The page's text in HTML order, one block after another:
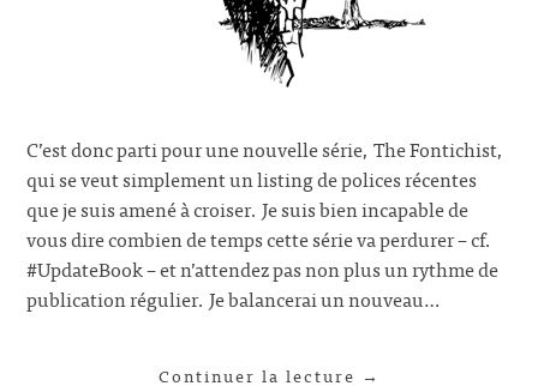
C’est donc parti pour une nouvelle série, The Fontichist,
qui se veut simplement un listing de polices récentes
que je suis amené à croiser. Je suis bien incapable de
vous dire combien de temps cette série va perdurer – cf.
#UpdateBook – et n’attendez pas non plus un rythme de
publication régulier. Je balancerai un nouveau…
Continuer la lecture →